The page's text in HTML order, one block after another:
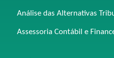
Análise das Alternativas
Assessoria Contábil e